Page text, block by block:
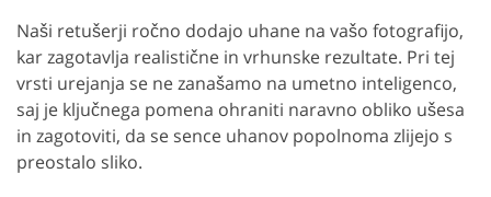
Naši retušerji ročno dodajo uhane na vašo fotografijo,
kar zagotavlja realistične in vrhunske rezultate. Pri tej
vrsti urejanja se ne zanašamo na umetno inteligenco,
saj je ključnega pomena ohraniti naravno obliko ušesa
in zagotoviti, da se sence uhanov popolnoma zlijejo s
preostalo sliko.